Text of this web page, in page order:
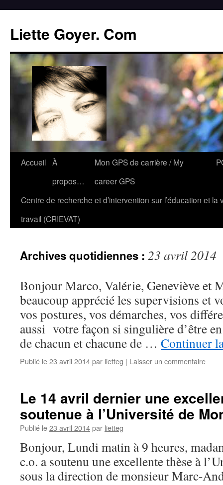
Liette Goyer. Com
Accueil À
propos…
Mon GPS de carrière / My
career GPS
Centre de recherche et d’intervention sur l’éducation et la
travail (CRIEVAT)
Archives quotidiennes : 23 avril 2014
Bonjour Marco, Valérie, Geneviève et
beaucoup apprécié les supervisions et
vos postures, vos démarches, vos
aussi votre façon si singulière d’être
de chacun et chacune de … Continuer
Publié le23 avril 2014par lietteg | Laisser un commentaire
Le 14 avril dernier une
soutenue à l’Université de
Publié le23 avril 2014par lietteg
Bonjour, Lundi matin à 9 heures,
c.o. a soutenu une excellente thèse à
sous la direction de monsieur Marc-